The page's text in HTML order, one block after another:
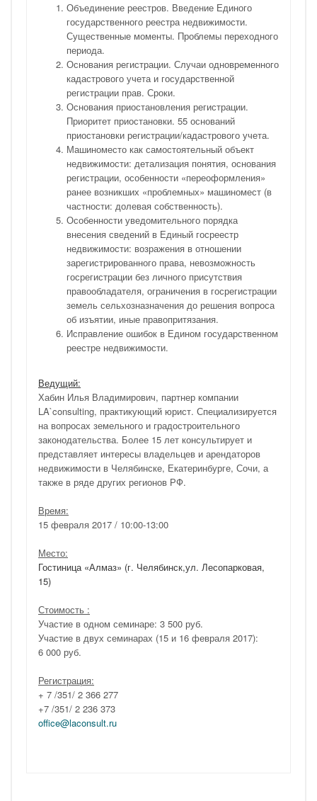
Объединение реестров. Введение Единого
государственного реестра недвижимости.
Существенные моменты. Проблемы переходного
периода.
Основания регистрации. Случаи одновременного
кадастрового учета и государственной
регистрации прав. Сроки.
Основания приостановления регистрации.
Приоритет приостановки. 55 оснований
приостановки регистрации/кадастрового учета.
Машиноместо как самостоятельный объект
недвижимости: детализация понятия, основания
регистрации, особенности «переоформления»
ранее возникших «проблемных» машиномест (в
частности: долевая собственность).
Особенности уведомительного порядка
внесения сведений в Единый госреестр
недвижимости: возражения в отношении
зарегистрированного права, невозможность
госрегистрации без личного присутствия
правообладателя, ограничения в госрегистрации
земель сельхозназначения до решения вопроса
об изъятии, иные правопритязания.
Исправление ошибок в Едином государственном
реестре недвижимости.
Ведущий:
Хабин Илья Владимирович, партнер компании
LA`consulting, практикующий юрист. Специализируется
на вопросах земельного и градостроительного
законодательства. Более 15 лет консультирует и
представляет интересы владельцев и арендаторов
недвижимости в Челябинске, Екатеринбурге, Сочи, а
также в ряде других регионов РФ.
Время:
15 февраля 2017 / 10:00-13:00
Место:
Гостиница «Алмаз» (г. Челябинск,ул. Лесопарковая,
15)
Стоимость :
Участие в одном семинаре: 3 500 руб.
Участие в двух семинарах (15 и 16 февраля 2017):
6 000 руб.
Регистрация:
+ 7 /351/ 2 366 277
+7 /351/ 2 236 373
office@laconsult.ru